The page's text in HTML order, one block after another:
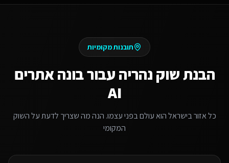
תובנות מקומיות
הבנת שוק נהריה עבורבונה אתרים
AI
כל אזור בישראל הוא עולם בפני עצמו. הנה מה שצריך לדעת על השוק
המקומי